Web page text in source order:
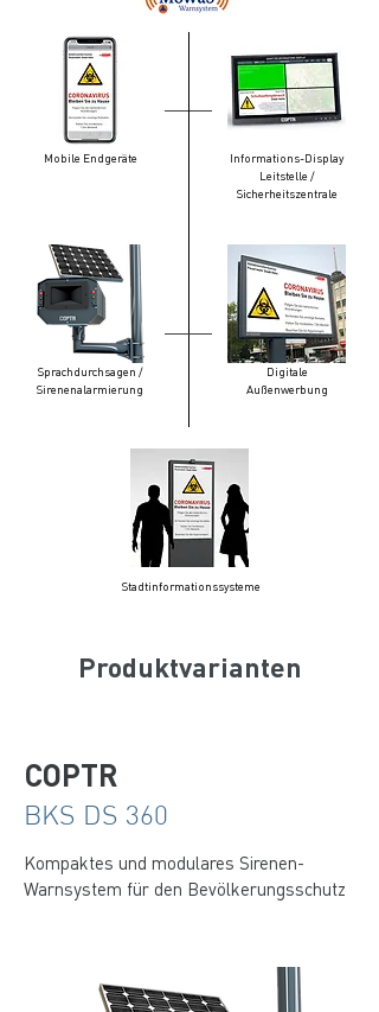
Mobile Endgeräte
Informations-Display
Leitstelle /
Sicherheitszentrale
Sprachdurchsagen /
Sirenenalarmierung
Digitale
Außenwerbung
Stadtinformationssysteme
Produktvarianten
COPTR
BKS DS 360
Kompaktes und modulares Sirenen-
Warnsystem für den Bevölkerungsschutz